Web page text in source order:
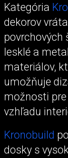
Kategória
dekorov
povrchových
lesklé a
materiálov,
umožňuje
možnosti
vzhľadu
Kronobuild
dosky s